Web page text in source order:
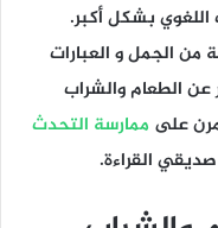
بشكل أكبر.
من الجمل و العبارات
عن الطعام والشراب
على ممارسة التحدث
القراءة.